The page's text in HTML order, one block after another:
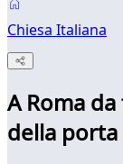
Chiesa Italiana
A Roma
della